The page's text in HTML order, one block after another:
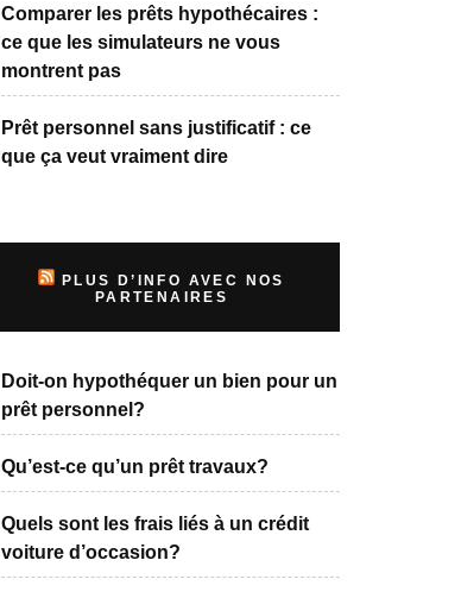
Comparer les prêts hypothécaires :
ce que les simulateurs ne vous
montrent pas
Prêt personnel sans justificatif : ce
que ça veut vraiment dire
PLUS D’INFO AVEC NOS
PARTENAIRES
Doit-on hypothéquer un bien pour un
prêt personnel?
Qu’est-ce qu’un prêt travaux?
Quels sont les frais liés à un crédit
voiture d’occasion?